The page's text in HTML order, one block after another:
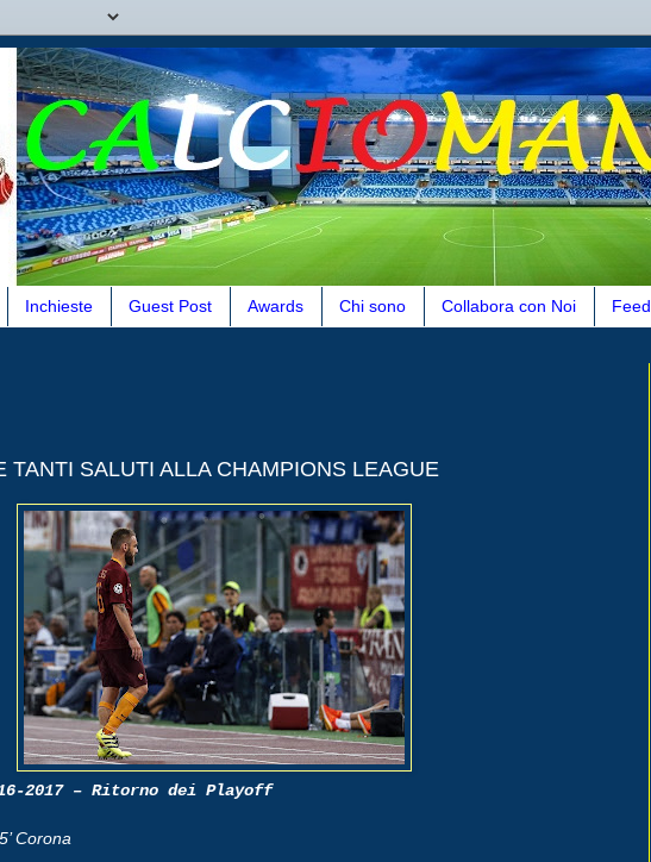
Inchieste Guest Post Awards Chi sono Collabora con Noi Feed
TANTI SALUTI ALLA CHAMPIONS LEAGUE
2017 – Ritorno dei Playoff
Corona